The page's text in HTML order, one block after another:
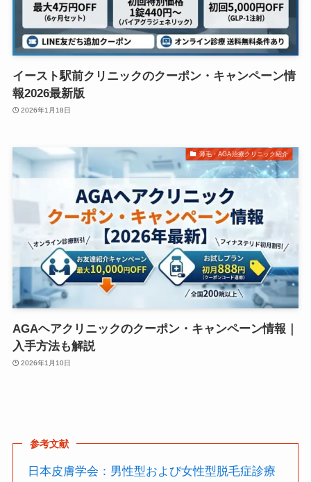
イースト駅前クリニックのクーポン・キャンペーン情
報2026最新版
2026年1月18日
薄毛・AGA治療クリニック紹介
AGAヘアクリニックのクーポン・キャンペーン情報｜
入手方法も解説
2026年1月10日
参考文献
日本皮膚学会：男性型および女性型脱毛症診療